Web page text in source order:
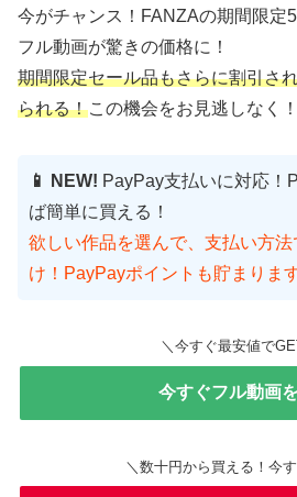
今がチャンス！FANZAの期間限定
フル動画が驚きの価格に！
期間限定セール品もさらに割引さ
られる！この機会をお見逃しなく！
📱 NEW! PayPay支払いに対応！
ば簡単に買える！
欲しい作品を選んで、支払い方
け！PayPayポイントも貯まりま
＼今すぐ最安値で
今すぐフル動画
＼数十円から買える！今